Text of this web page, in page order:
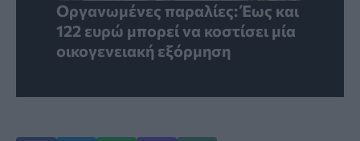
Οργανωμένες παραλίες: Έως και
122 ευρώ μπορεί να κοστίσει μία
οικογενειακή εξόρμηση